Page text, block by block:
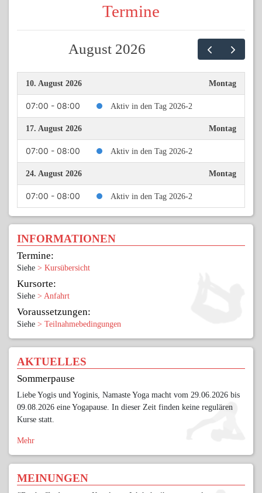
Termine
August 2026
10. August 2026 Montag
07:00 - 08:00 Aktiv in den Tag 2026-2
17. August 2026 Montag
07:00 - 08:00 Aktiv in den Tag 2026-2
24. August 2026 Montag
07:00 - 08:00 Aktiv in den Tag 2026-2
INFORMATIONEN
Termine:
Siehe > Kursübersicht
Kursorte:
Siehe > Anfahrt
Voraussetzungen:
Siehe > Teilnahmebedingungen
AKTUELLES
Sommerpause
Liebe Yogis und Yoginis, Namaste Yoga macht vom 29.06.2026 bis
09.08.2026 eine Yogapause. In dieser Zeit finden keine regulären
Kurse statt.
Mehr
MEINUNGEN